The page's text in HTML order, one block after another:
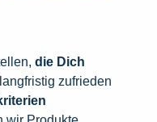
die Dich
zufrieden